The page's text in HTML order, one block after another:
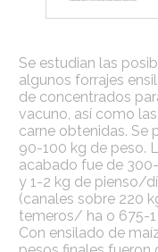
Se estudian las
algunos forrajes
de concentrados
vacuno, así como
carne obtenidas. Se
90-100 kg de peso.
acabado fue de
y 1-2 kg de pienso/
(canales sobre 220
temeros/ ha o 675-
Con ensilado de